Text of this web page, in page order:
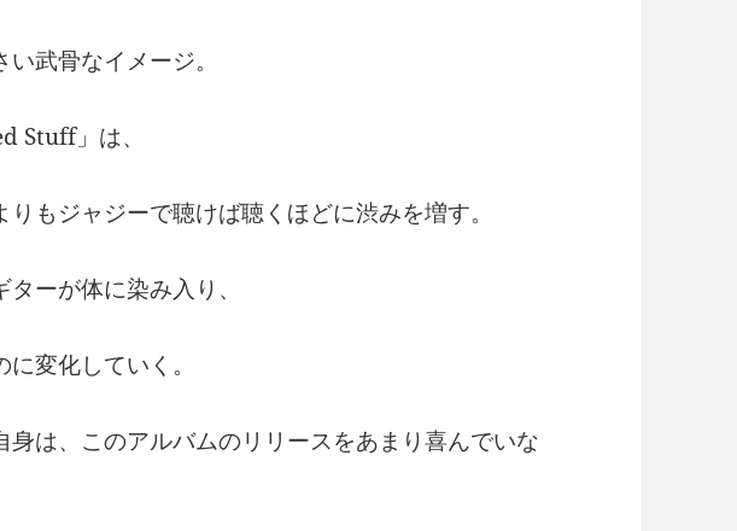
武骨なイメージ。
Stuff」は、
もジャジーで聴けば聴くほどに渋みを増す。
ーが体に染み入り、
変化していく。
身は、このアルバムのリリースをあまり喜んでいな